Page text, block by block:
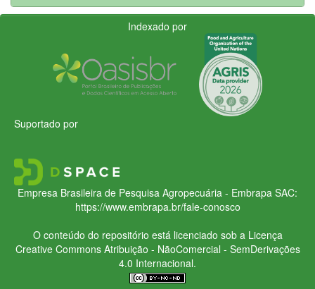
Indexado por
Suportado por
Empresa Brasileira de Pesquisa Agropecuária - Embrapa SAC:
https://www.embrapa.br/fale-conosco
O conteúdo do repositório está licenciado sob a Licença
Creative CommonsAtribuição - NãoComercial - SemDerivações
4.0 Internacional.